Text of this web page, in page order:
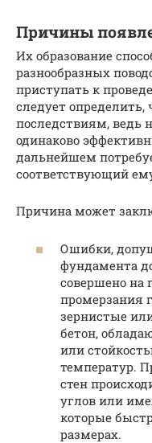
Причины
Их образование
разнообразных
приступать к
следует
последствиям, ведь
одинаково
дальнейшем
соответствующий
Причина может
Ошибки,
фундамента
совершено на
промерзания
зернистые
бетон,
или
температур.
стен
углов или
которые
размерах.